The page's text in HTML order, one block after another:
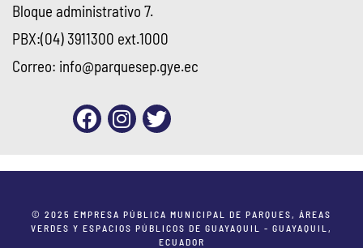
Bloque administrativo 7.
PBX:(04) 3911300 ext.1000
Correo: info@parquesep.gye.ec
© 2025 EMPRESA PÚBLICA MUNICIPAL DE PARQUES, ÁREAS
VERDES Y ESPACIOS PÚBLICOS DE GUAYAQUIL - GUAYAQUIL,
ECUADOR